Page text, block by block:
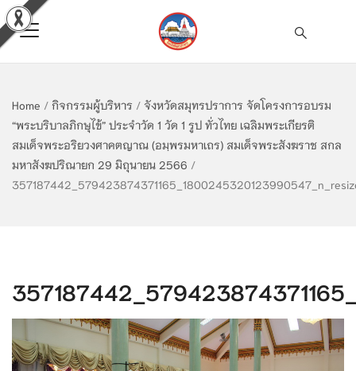
Home / กิจกรรมผู้บริหาร / จังหวัดสมุทรปราการ จัดโครงการอบรม
“พระบริบาลภิกษุไข้” ประจำวัด 1 วัด 1 รูป ทั่วไทย เฉลิมพระเกียรติ
สมเด็จพระอริยวงศาคตญาณ (อมฺพรมหาเถร) สมเด็จพระสังฆราช สกล
มหาสังฆปริณายก 29 มิถุนายน 2566 /